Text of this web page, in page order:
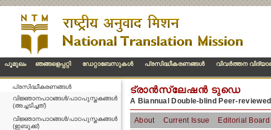
പൂമുഖം ഞങ്ങളെപ്പറ്റി ഡേറ്റാബേസുകള്‍ പ്രസിദ്ധീകരണങ്ങള്‍ വിവര്‍ത്തന
പ്രസിദ്ധീകരണങ്ങള്‍
വിജ്ഞാനപാഠങ്ങൾ/പാഠപുസ്തകങ്ങൾ
(അച്ചടിച്ചത്)
വിജ്ഞാനപാഠങ്ങൾ/പാഠപുസ്തകങ്ങൾ
(ഇബുക്ക്)
ട്രാന്‍സ്ലേഷന്‍ ടുഡെ
A Biannual Double-blind Peer-
About Current Issue Editorial Board